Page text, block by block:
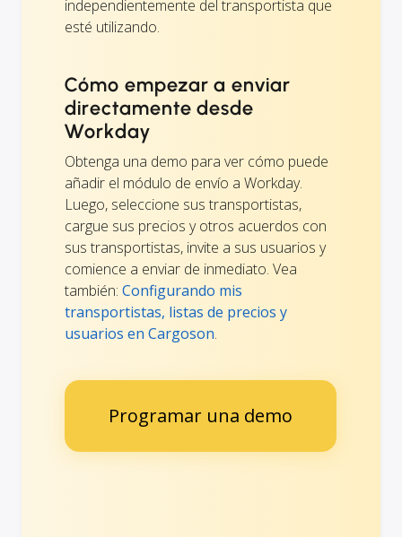
independientemente del transportista que
esté utilizando.
Cómo empezar a enviar
directamente desde
Workday
Obtenga una demo para ver cómo puede
añadir el módulo de envío a Workday.
Luego, seleccione sus transportistas,
cargue sus precios y otros acuerdos con
sus transportistas, invite a sus usuarios y
comience a enviar de inmediato. Vea
también: Configurando mis
transportistas, listas de precios y
usuarios en Cargoson.
Programar una demo